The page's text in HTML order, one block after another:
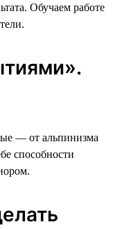
Обучаем работе
— от альпинизма
способности